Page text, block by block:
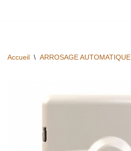
contenu
Accueil \ ARROSAGE AUTOMATIQUE